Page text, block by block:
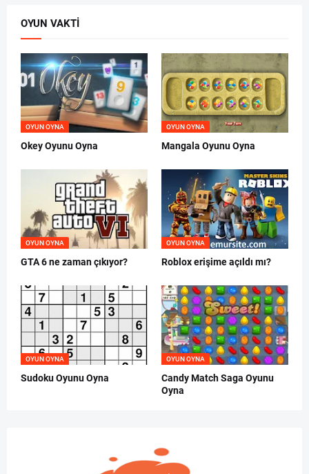
OYUN VAKTI
OYUN OYNA
Okey Oyunu Oyna
OYUN OYNA
Mangala Oyunu Oyna
OYUN OYNA
GTA 6 ne zaman çıkıyor?
OYUN OYNA
Roblox erişime açıldı mı?
OYUN OYNA
Sudoku Oyunu Oyna
OYUN OYNA
Candy Match Saga Oyunu
Oyna